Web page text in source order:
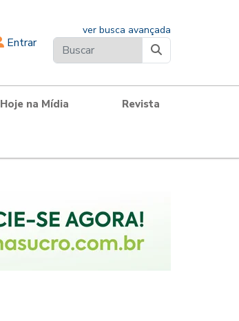
Entrar
ver busca avançada
Hoje na Mídia Revista